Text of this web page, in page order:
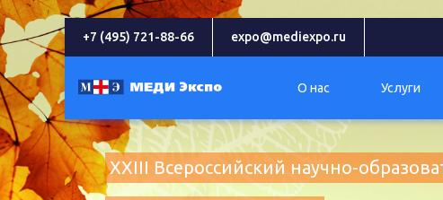
+7 (495) 721-88-66 expo@mediexpo.ru
О нас Услуги
XXIII Всероссийский научно-